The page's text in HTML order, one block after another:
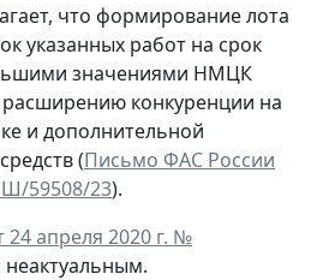
что формирование лота
указанных работ на срок
значениями НМЦК
расширению конкуренции на
и дополнительной
(Письмо ФАС России
59508/23).
апреля 2020 г. №